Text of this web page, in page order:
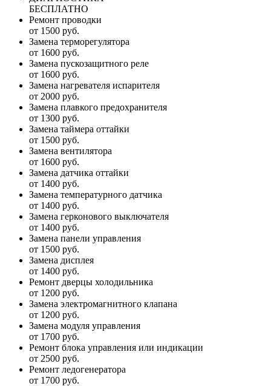
БЕСПЛАТНО
Ремонт проводки
от 1500 руб.
Замена терморегулятора
от 1600 руб.
Замена пускозащитного реле
от 1600 руб.
Замена нагревателя испарителя
от 2000 руб.
Замена плавкого предохранителя
от 1300 руб.
Замена таймера оттайки
от 1500 руб.
Замена вентилятора
от 1600 руб.
Замена датчика оттайки
от 1400 руб.
Замена температурного датчика
от 1400 руб.
Замена герконового выключателя
от 1400 руб.
Замена панели управления
от 1500 руб.
Замена дисплея
от 1400 руб.
Ремонт дверцы холодильника
от 1200 руб.
Замена электромагнитного клапана
от 1200 руб.
Замена модуля управления
от 1700 руб.
Ремонт блока управления или индикации
от 2500 руб.
Ремонт ледогенератора
от 1700 руб.